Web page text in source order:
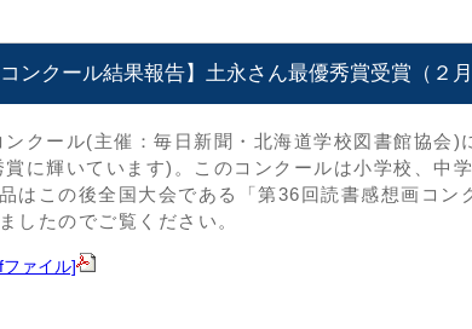
ンクール結果報告】土永さん最優秀賞受賞（２月
クール(主催：毎日新聞・北海道学校図書館協会)
に輝いています)。このコンクールは小学校、中
はこの後全国大会である「第36回読書感想画コ
したのでご覧ください。
ァイル]